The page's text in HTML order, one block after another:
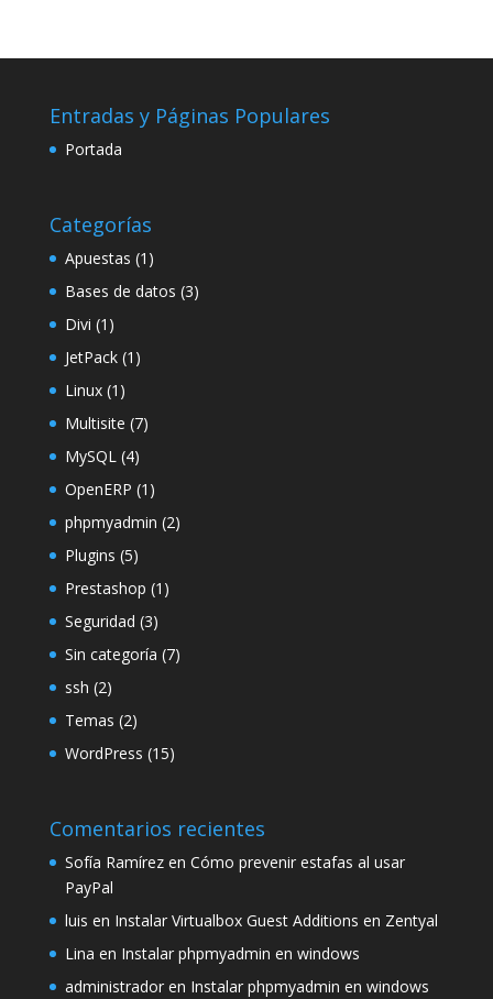
Entradas y Páginas Populares
Portada
Categorías
Apuestas (1)
Bases de datos (3)
Divi (1)
JetPack(1)
Linux(1)
Multisite (7)
MySQL(4)
OpenERP (1)
phpmyadmin (2)
Plugins (5)
Prestashop (1)
Seguridad (3)
Sin categoría (7)
ssh (2)
Temas (2)
WordPress (15)
Comentarios recientes
Sofía Ramírezen Cómo prevenir estafas al usar
PayPal
luis en Instalar Virtualbox Guest Additions en Zentyal
Lina en Instalar phpmyadmin en windows
administradoren Instalar phpmyadmin en windows